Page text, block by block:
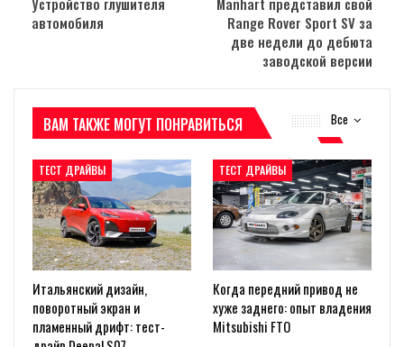
автомобиля
Range Rover Sport SV за
две недели до дебюта
заводской версии
Все
ВАМ ТАКЖЕ МОГУТ ПОНРАВИТЬСЯ
ТЕСТ ДРАЙВЫ
Итальянский дизайн,
поворотный экран и
пламенный дрифт: тест-
ТЕСТ ДРАЙВЫ
Когда передний привод не
хуже заднего: опыт владения
Mitsubishi FTO